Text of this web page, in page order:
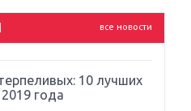
все новости
нельзя ругать
10 лучших
года